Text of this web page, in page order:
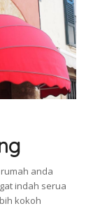
anda
indah serua
kokoh